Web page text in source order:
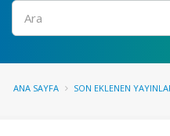
Ara
ANA SAYFA SON EKLENEN